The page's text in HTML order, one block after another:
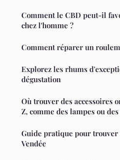
Comment le CBD peut-il
chez l'homme ?
Comment réparer un
Explorez les rhums
dégustation
Où trouver des accessoires
Z, comme des lampes ou
Guide pratique pour trouver
Vendée